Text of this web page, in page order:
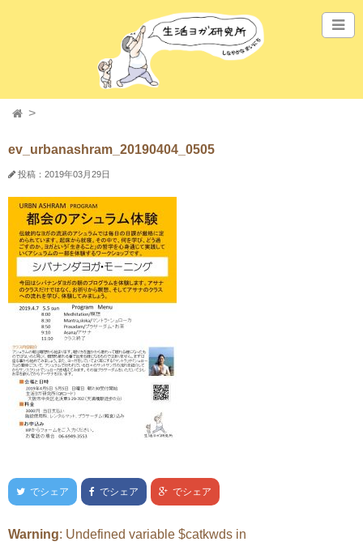
ev_urbanashram_20190404_0505
投稿：2019年03月29日
でシェア でシェア でシェア
Warning: Undefined variable $catkwds in